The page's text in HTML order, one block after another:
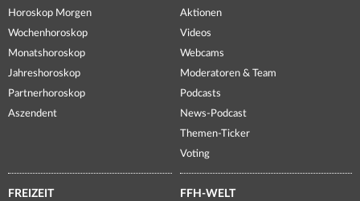
Horoskop Morgen
Wochenhoroskop
Monatshoroskop
Jahreshoroskop
Partnerhoroskop
Aszendent
Aktionen
Videos
Webcams
Moderatoren & Team
Podcasts
News-Podcast
Themen-Ticker
Voting
FREIZEIT FFH-WELT